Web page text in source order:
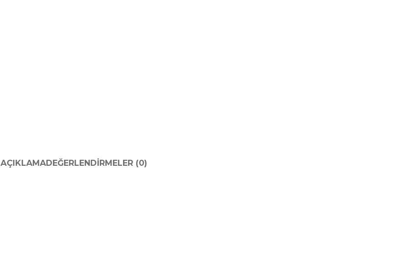
AÇIKLAMADEĞERLENDIRMELER (0)